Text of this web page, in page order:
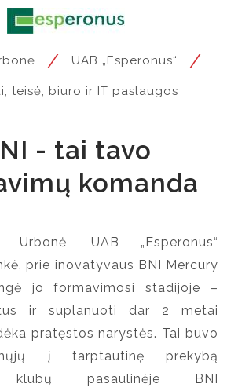
/ UAB „Esperonus“ /
teisė, biuro ir IT paslaugos
- tai tavo
komanda
UAB „Esperonus“
prie inovatyvaus BNI Mercury
jo formavimosi stadijoje –
ir suplanuoti dar 2 metai
pratęstos narystės. Tai buvo
į tarptautinę prekybą
klubų pasaulinėje BNI